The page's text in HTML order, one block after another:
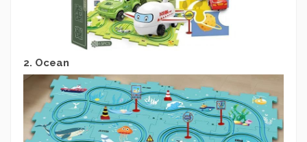
2. Ocean